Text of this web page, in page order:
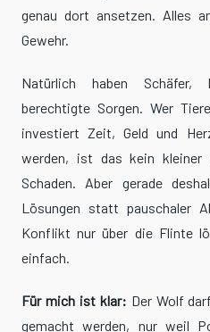
genau dort ansetzen. Alles
Gewehr.
Natürlich haben Schäfer,
berechtigte Sorgen. Wer
investiert Zeit, Geld und
werden, ist das kein kleiner
Schaden. Aber gerade
Lösungen statt pauschaler
Konflikt nur über die Flinte
einfach.
Für mich ist klar: Der Wolf
gemacht werden, nur weil